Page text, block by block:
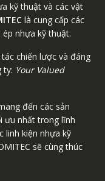
kỹ thuật và các vật
là cung cấp các
nhựa kỹ thuật.
chiến lược và đáng
ty: Your Valued
đến các sản
ưu nhất trong lĩnh
linh kiện nhựa kỹ
sẽ cùng thúc